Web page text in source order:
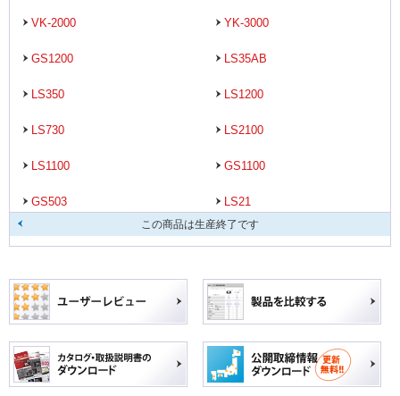
VK-2000 YK-3000
GS1200 LS35AB
LS350 LS1200
LS730 LS2100
LS1100 GS1100
GS503 LS21
この商品は生産終了です